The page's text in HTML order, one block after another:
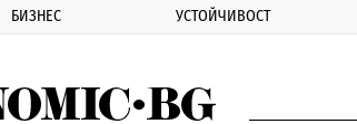
БИЗНЕС УСТОЙЧИВОСТ